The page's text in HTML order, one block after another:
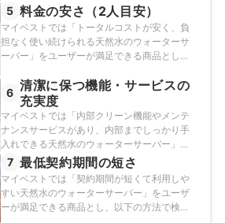
5 料金の安さ（2人目安）
マイベストでは「トータルコストが安く、負
担なく使い続けられる天然水のウォーターサ
ーバー」をユーザーが満足できる商品とし、
中央値の平均以上と定めて以下の方法で検証
を行いました。2026年6月27日時点の情報を
もとに検証を行なっています。
6 清潔に保つ機能・サービスの
充実度
マイベストでは「内部クリーン機能やメンテ
ナンスサービスがあり、内部までしっかり手
入れできる天然水のウォーターサーバー」を
ユーザーが満足できる商品とし、以下の方法
で検証を行いました。
7 最低契約期間の短さ
マイベストでは「契約期間が短くて利用しや
すい天然水のウォーターサーバー」をユーザ
ーが満足できる商品とし、以下の方法で検証